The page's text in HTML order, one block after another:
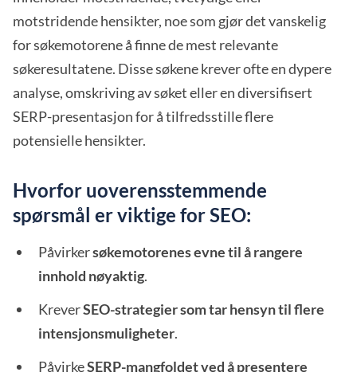
motstridende hensikter, noe som gjør det vanskelig
for søkemotorene å finne de mest relevante
søkeresultatene. Disse søkene krever ofte en dypere
analyse, omskriving av søket eller en diversifisert
SERP-presentasjon for å tilfredsstille flere
potensielle hensikter.
Hvorfor uoverensstemmende
spørsmål er viktige for SEO:
Påvirkersøkemotorenes evne til å rangere
innhold nøyaktig.
KreverSEO-strategier som tar hensyn til flere
intensjonsmuligheter.
PåvirkeSERP-mangfoldet ved å presentere